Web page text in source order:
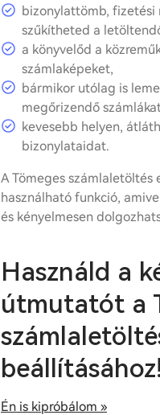
bizonylattömb, fizetési
szűkítheted a
a könyvelőd a
számlaképeket,
bármikor utólag is
megőrizendő
kevesebb helyen,
bizonylataidat.
A Tömeges számlaletöltés
használható funkció,
és kényelmesen
Használd a
útmutatót a
beállításához!
Én is kipróbálom »